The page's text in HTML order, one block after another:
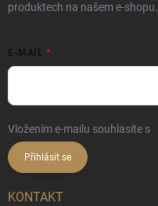
produktech na našem e-shopu.
E-MAIL
Vložením e-mailu souhlasíte s
Přihlásit se
KONTAKT